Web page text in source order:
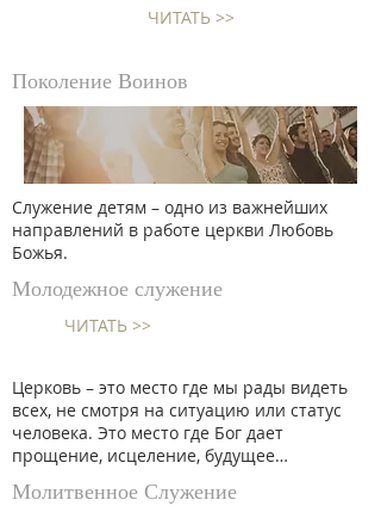
ЧИТАТЬ >>
Поколение Воинов
Служение детям – одно из важнейших
направлений в работе церкви Любовь
Божья.
Молодежное служение
ЧИТАТЬ >>
Церковь – это место где мы рады видеть
всех, не смотря на ситуацию или статус
человека. Это место где Бог дает
прощение, исцеление, будущее…
Молитвенное Служение